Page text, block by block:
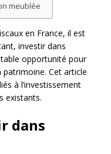
meublée
en France, il est
investir dans
opportunité pour
Cet article
à l’investissement
existants.
dans